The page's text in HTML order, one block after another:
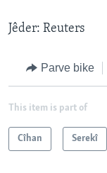
Jêder: Reuters
Parve bike
This item is part of
Cîhan Serekî